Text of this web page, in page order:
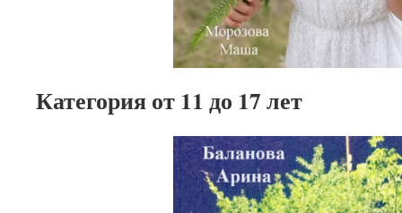
Категория от 11 до 17 лет